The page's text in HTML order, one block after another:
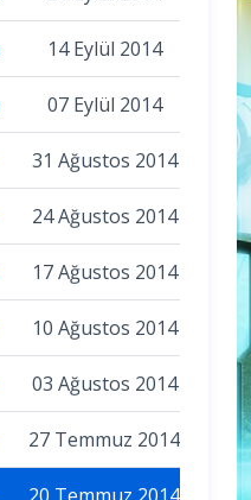
14 Eylül 2014
07 Eylül 2014
31 Ağustos 2014
24 Ağustos 2014
17 Ağustos 2014
10 Ağustos 2014
03 Ağustos 2014
27 Temmuz 2014